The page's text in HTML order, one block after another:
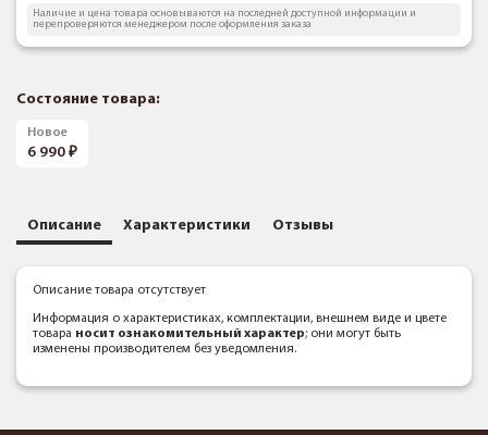
Наличие и цена товара основываются на последней доступной информации и
перепроверяются менеджером после оформления заказа
Состояние товара:
Новое
6 990
Описание Характеристики Отзывы
Описание товара отсутствует
Информация о характеристиках, комплектации, внешнем виде и цвете
товара носит ознакомительный характер; они могут быть
изменены производителем без уведомления.